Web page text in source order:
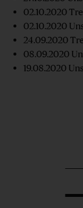
02.10.2020
02.10.2020
24.09.2020
08.09.2020
19.08.2020